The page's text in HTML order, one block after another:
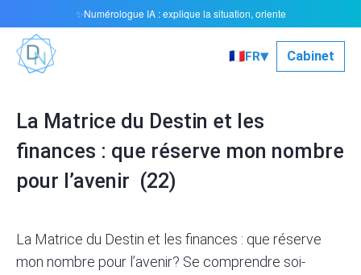
🇫🇷FR▾ Cabinet
La Matrice du Destin et les
finances : que réserve mon nombre
pour l’avenir (22)
La Matrice du Destin et les finances : que réserve
mon nombre pour l’avenir? Se comprendre soi-
✨Numérologue IA : explique la situation, oriente